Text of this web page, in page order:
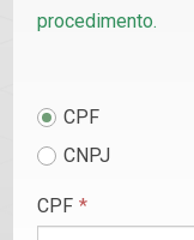
procedimento.
CPF
CNPJ
CPF *